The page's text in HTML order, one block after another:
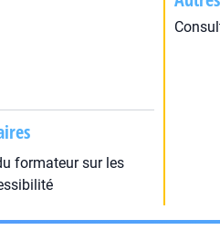
formateur sur les